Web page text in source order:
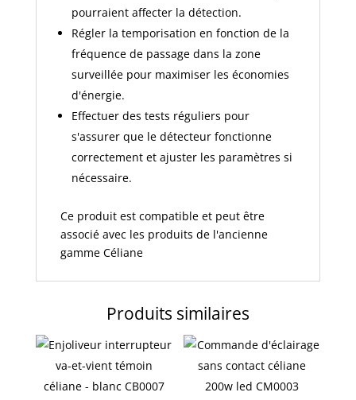
pourraient affecter la détection.
Régler la temporisation en fonction de la
fréquence de passage dans la zone
surveillée pour maximiser les économies
d'énergie.
Effectuer des tests réguliers pour
s'assurer que le détecteur fonctionne
correctement et ajuster les paramètres si
nécessaire.
Ce produit est compatible et peut être
associé avec les produits de l'ancienne
gamme Céliane
Produits similaires